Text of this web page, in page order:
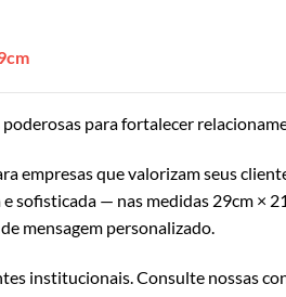
poderosas para fortalecer
empresas que valorizam seus
— nas medidas 29cm ×
mensagem personalizado.
institucionais. Consulte nossas